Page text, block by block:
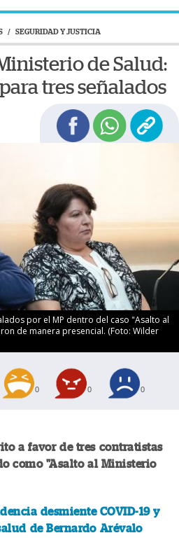
/ SEGURIDAD Y JUSTICIA
de Salud:
tres señalados
por el MP dentro del caso "Asalto al
de manera presencial. (Foto: Wilder
0 0 0
a favor de tres contratistas
como "Asalto al Ministerio
desmiente COVID-19 y
de Bernardo Arévalo